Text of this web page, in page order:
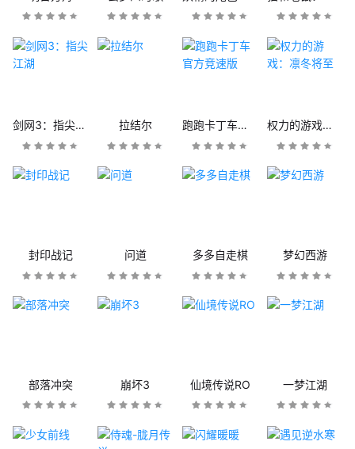
剑网3：指尖江湖 拉结尔 跑跑卡丁车官方竞速版 权力的游戏：凛冬将至
封印战记 问道 多多自走棋 梦幻西游
部落冲突 崩坏3 仙境传说RO 一梦江湖